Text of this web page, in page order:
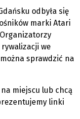
odbyła się
marki Atari
we
można sprawdzić na
miejscu lub chcą
linki